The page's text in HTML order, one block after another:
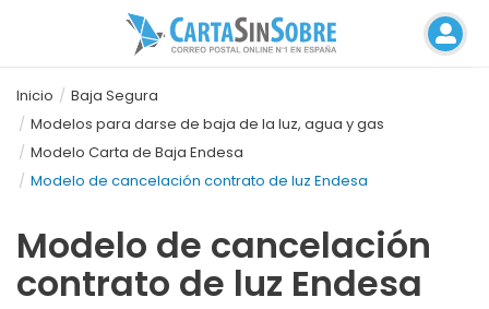
Inicio
Baja Segura
Modelos para darse de baja de la luz, agua y gas
Modelo Carta de Baja Endesa
Modelo de cancelación contrato de luz Endesa
Modelo de cancelación
contrato de luz Endesa